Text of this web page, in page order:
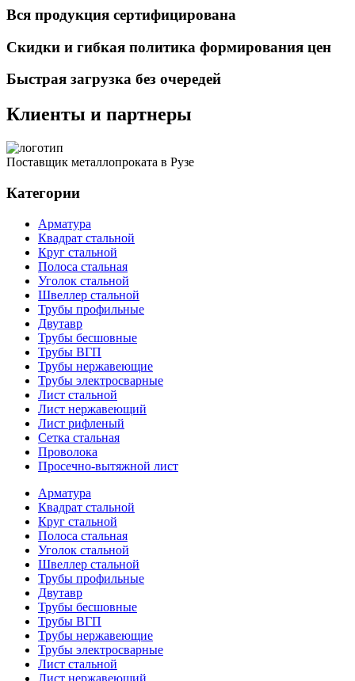
Вся продукция сертифицирована
Скидки и гибкая политика формирования цен
Быстрая загрузка без очередей
Клиенты и партнеры
Поставщик металлопроката в Рузе
Категории
Арматура
Квадрат стальной
Круг стальной
Полоса стальная
Уголок стальной
Швеллер стальной
Трубы профильные
Двутавр
Трубы бесшовные
Трубы ВГП
Трубы нержавеющие
Трубы электросварные
Лист стальной
Лист нержавеющий
Лист рифленый
Сетка стальная
Проволока
Просечно-вытяжной лист
Арматура
Квадрат стальной
Круг стальной
Полоса стальная
Уголок стальной
Швеллер стальной
Трубы профильные
Двутавр
Трубы бесшовные
Трубы ВГП
Трубы нержавеющие
Трубы электросварные
Лист стальной
Лист нержавеющий